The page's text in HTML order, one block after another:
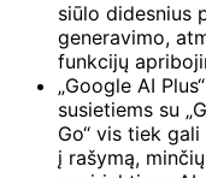
siūlo didesnius
generavimo,
funkcijų
„Google AI
susietiems su
Go“ vis tiek
į rašymą,